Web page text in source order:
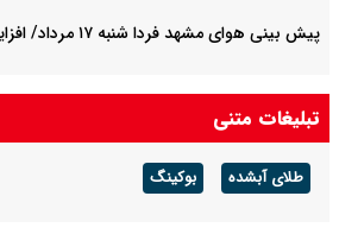
پیش بینی هوای مشهد فردا شنبه ۱۷ مرداد/ افزایش دما از روز سه شنبه
تبلیغات متنی
طلای آبشده بوکینگ